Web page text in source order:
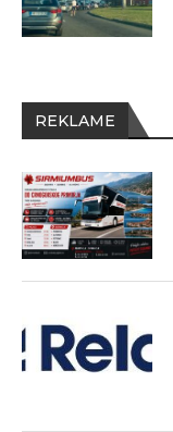
REKLAME